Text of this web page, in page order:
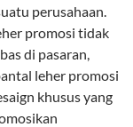
perusahaan.
promosi tidak
di pasaran,
leher promosi
khusus yang